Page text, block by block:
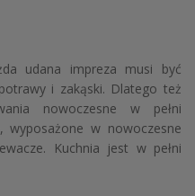
udana impreza musi być
i zakąski. Dlatego też
nowoczesne w pełni
wyposażone w nowoczesne
Kuchnia jest w pełni